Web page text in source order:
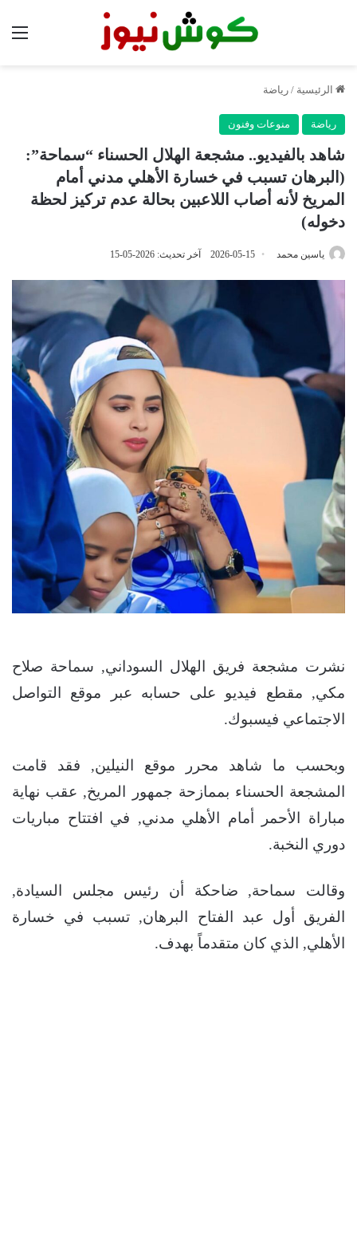
الرئيسية / رياضة
رياضة منوعات وفنون
شاهد بالفيديو.. مشجعة الهلال الحسناء “سماحة”:
(البرهان تسبب في خسارة الأهلي مدني أمام
المريخ لأنه أصاب اللاعبين بحالة عدم تركيز لحظة
دخوله)
ياسين محمد 2026-05-15 آخر تحديث: 2026-05-15
نشرت مشجعة فريق الهلال السوداني, سماحة صلاح
مكي, مقطع فيديو على حسابه عبر موقع التواصل
الاجتماعي فيسبوك.
وبحسب ما شاهد محرر موقع النيلين, فقد قامت
المشجعة الحسناء بممازحة جمهور المريخ, عقب نهاية
مباراة الأحمر أمام الأهلي مدني, في افتتاح مباريات
دوري النخبة.
وقالت سماحة, ضاحكة أن رئيس مجلس السيادة,
الفريق أول عبد الفتاح البرهان, تسبب في خسارة
الأهلي, الذي كان متقدماً بهدف.